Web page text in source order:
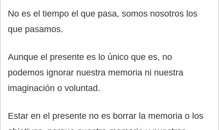
No es el tiempo el que pasa, somos nosotros los
que pasamos.
Aunque el presente es lo único que es, no
podemos ignorar nuestra memoria ni nuestra
imaginación o voluntad.
Estar en el presente no es borrar la memoria o los